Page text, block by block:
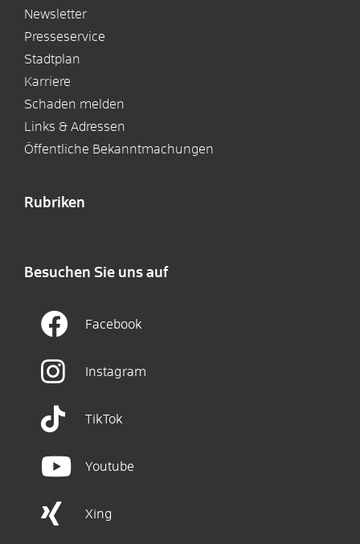
Newsletter
Presseservice
Stadtplan
Karriere
Schaden melden
Links & Adressen
Öffentliche Bekanntmachungen
Rubriken
Besuchen Sie uns auf
Facebook
Instagram
TikTok
Youtube
Xing